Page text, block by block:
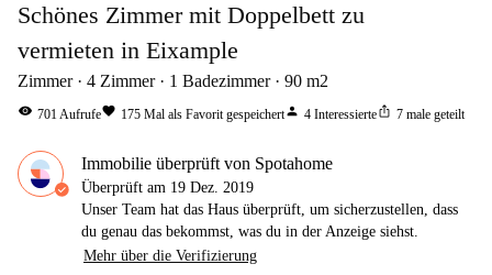
Schönes Zimmer mit Doppelbett zu
vermieten in Eixample
Zimmer 4 Zimmer 1 Badezimmer 90 m2
visibility 701Aufrufefavorite 175 Mal als Favorit gespeichertperson 4 Interessierteios_share 7 male geteilt
Immobilie überprüft von Spotahome
Überprüft am 19 Dez. 2019
Unser Team hat das Haus überprüft, um sicherzustellen, dass
du genau das bekommst, was du in der Anzeige siehst.
Mehr über die Verifizierung